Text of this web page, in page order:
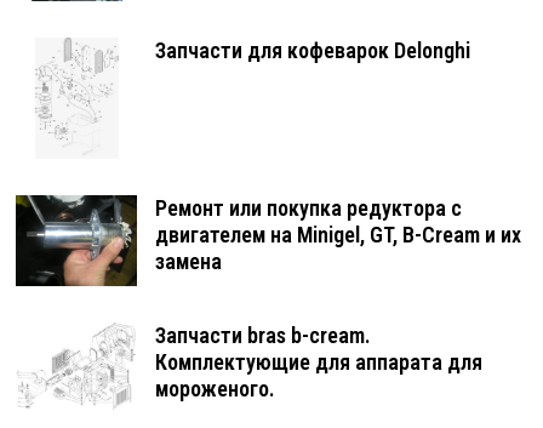
Запчасти для кофеварок Delonghi
Ремонт или покупка редуктора с
двигателем на Minigel, GT, B-Cream и их
замена
Запчасти bras b-cream.
Комплектующие для аппарата для
мороженого.